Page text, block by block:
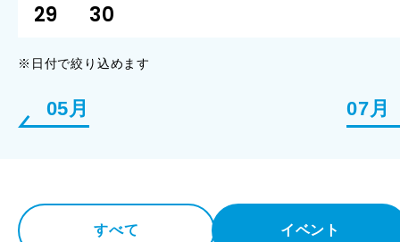
05月
29
30
※日付で絞り込めます
07月
すべて イベント